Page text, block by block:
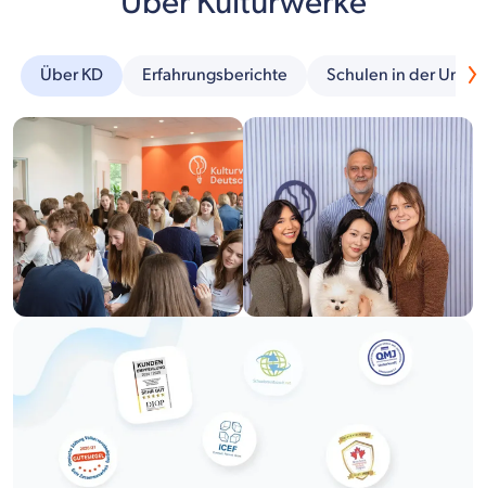
Über KD Erfahrungsberichte Schulen in der